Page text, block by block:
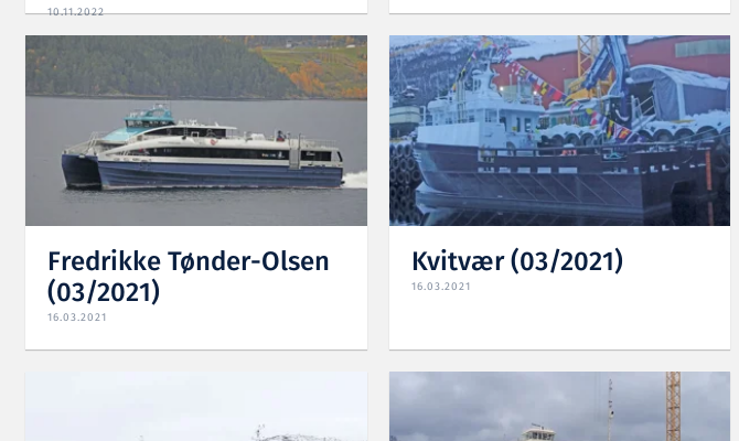
10.11.2022
Fredrikke Tønder-Olsen
(03/2021)
16.03.2021
Kvitvær (03/2021)
16.03.2021